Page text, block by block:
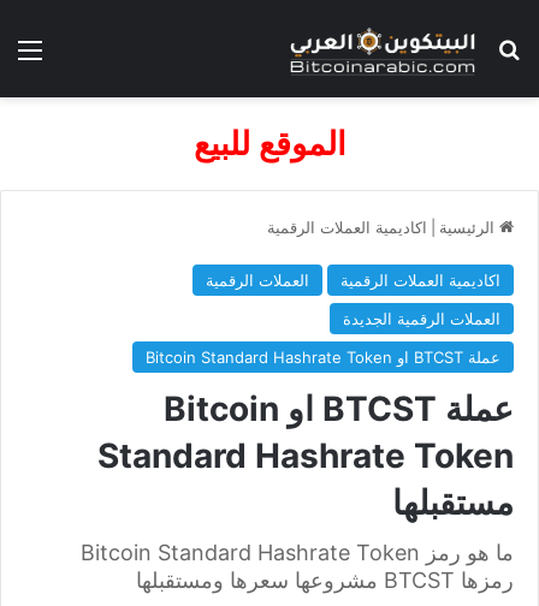
بحث عن
الموقع للبيع
الرئيسية اكاديمية العملات الرقمية
اكاديمية العملات الرقمية
العملات الرقمية
العملات الرقمية الجديدة
عملة BTCST او Bitcoin Standard Hashrate Token
عملة BTCST او Bitcoin
Standard Hashrate Token
مستقبلها
ما هو رمز Bitcoin Standard Hashrate Token
رمزها BTCST مشروعها سعرها ومستقبلها